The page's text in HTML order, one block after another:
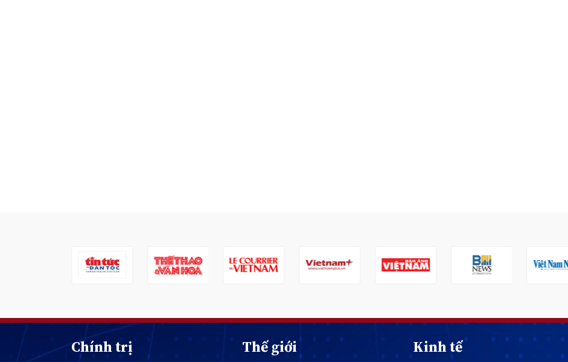
Chính trị Thế giới Kinh tế